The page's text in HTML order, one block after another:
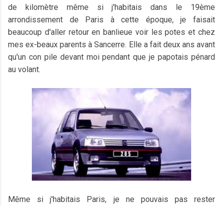
de kilomètre même si j'habitais dans le 19ème
arrondissement de Paris à cette époque, je faisait
beaucoup d'aller retour en banlieue voir les potes et chez
mes ex-beaux parents à Sancerre. Elle a fait deux ans avant
qu'un con pile devant moi pendant que je papotais pénard
au volant.
Même si j'habitais Paris, je ne pouvais pas rester